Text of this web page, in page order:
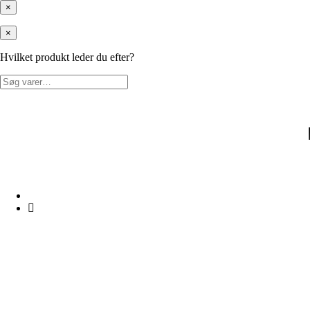
×
×
Hvilket produkt leder du efter?
Søg
efter: